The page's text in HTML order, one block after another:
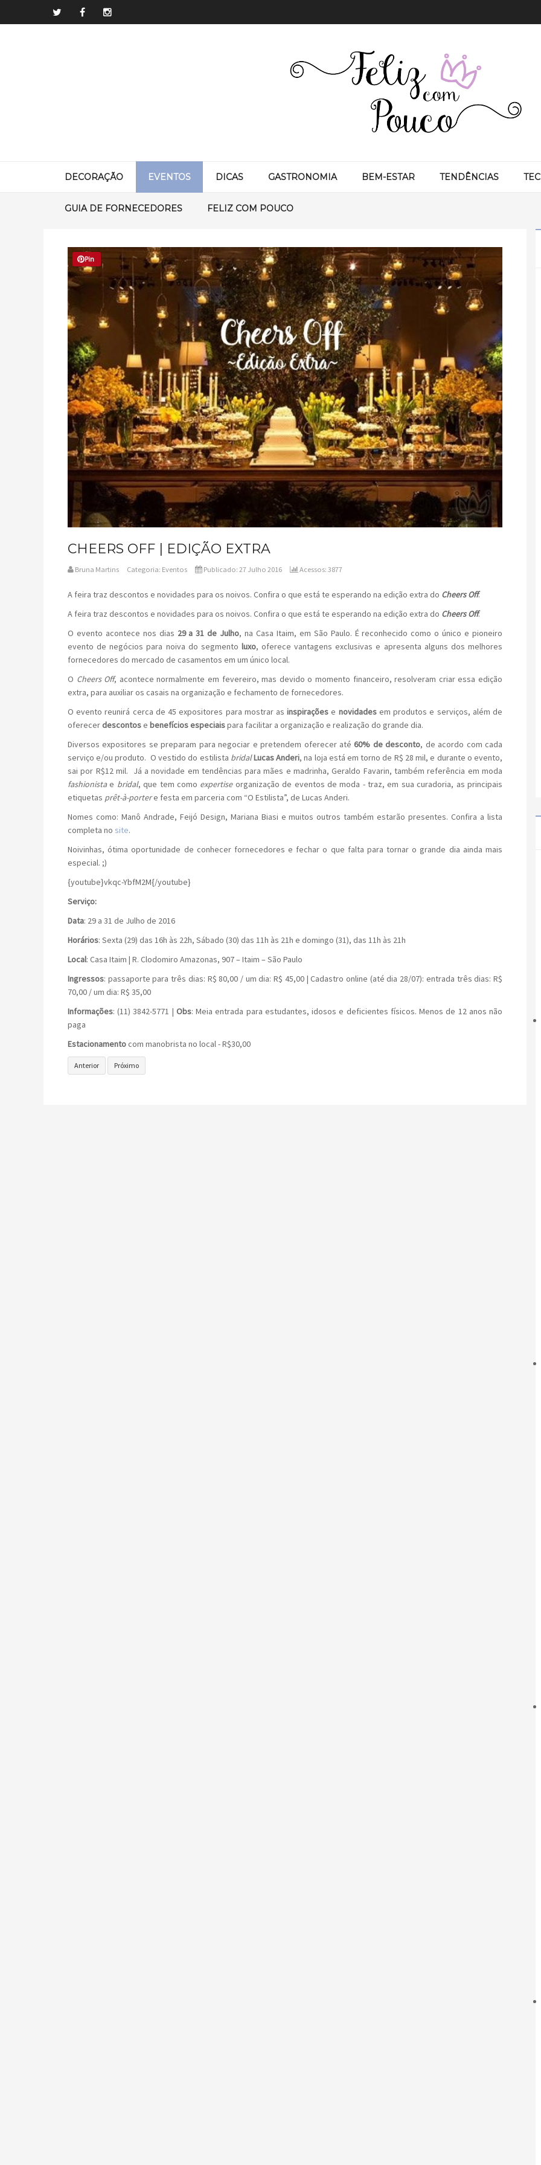
DECORAÇÃO EVENTOS DICAS GASTRONOMIA BEM-ESTAR TENDÊNCIAS
GUIA DE FORNECEDORES FELIZ COM POUCO
Pin
CHEERS OFF | EDIÇÃO EXTRA
Bruna Martins Categoria: Eventos Publicado: 27 Julho 2016 Acessos: 3877
A feira traz descontos e novidades para os noivos. Confira o que está te esperando na edição extra do Cheers Off.
A feira traz descontos e novidades para os noivos. Confira o que está te esperando na edição extra do Cheers Off.
O evento acontece nos dias 29 a 31 de Julho, na Casa Itaim, em São Paulo. É reconhecido como o único e pioneiro
evento de negócios para noiva do segmento luxo, oferece vantagens exclusivas e apresenta alguns dos melhores
fornecedores do mercado de casamentos em um único local.
O Cheers Off, acontece normalmente em fevereiro, mas devido o momento financeiro, resolveram criar essa edição
extra, para auxiliar os casais na organização e fechamento de fornecedores.
O evento reunirá cerca de 45 expositores para mostrar asinspirações e novidadesem produtos e serviços, além de
oferecer descontose benefícios especiaispara facilitar a organização e realização do grande dia.
Diversos expositores se preparam para negociar e pretendem oferecer até60% de desconto, de acordo com cada
serviço e/ou produto. O vestido do estilista bridalLucas Anderi, na loja está em torno de R$ 28 mil, e durante o evento,
sai por R$12 mil. Já a novidade em tendências para mães e madrinha, Geraldo Favarin, também referência em moda
fashionistae bridal, que tem como expertiseorganização de eventos de moda - traz, em sua curadoria, as principais
etiquetas prêt-à-portere festa em parceria com “O Estilista”, de Lucas Anderi.
Nomes como: Manô Andrade, Feijó Design, Mariana Biasi e muitos outros também estarão presentes. Confira a lista
completa no site.
Noivinhas, ótima oportunidade de conhecer fornecedores e fechar o que falta para tornar o grande dia ainda mais
especial. ;)
{youtube}vkqc-YbfM2M{/youtube}
Serviço:
Data: 29 a 31 de Julho de 2016
Horários: Sexta (29) das 16h às 22h, Sábado (30) das 11h às 21h e domingo (31), das 11h às 21h
Local: Casa Itaim | R. Clodomiro Amazonas, 907 – Itaim – São Paulo
Ingressos: passaporte para três dias: R$ 80,00 / um dia: R$ 45,00 | Cadastro online (até dia 28/07): entrada três dias: R$
70,00 / um dia: R$ 35,00
Informações: (11) 3842-5771 | Obs: Meia entrada para estudantes, idosos e deficientes físicos. Menos de 12 anos não
paga
Estacionamentocom manobrista no local - R$30,00
Artigo anterior: Havaianas | Lança Nova Linha de Óculos de Sol
Anterior Próximo artigo: Workshop em São Paulo com Dona Aranha Festas
Próximo